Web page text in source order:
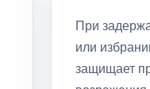
При
или
защищает